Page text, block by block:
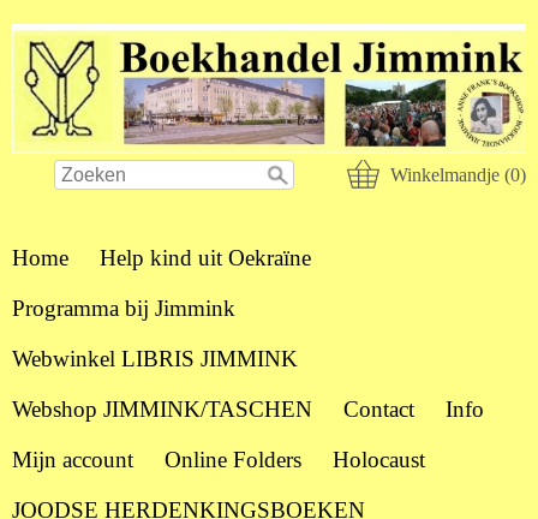
Winkelmandje (0)
Home
Help kind uit Oekraïne
Programma bij Jimmink
Webwinkel LIBRIS JIMMINK
Webshop JIMMINK/TASCHEN
Contact
Info
Mijn account
Online Folders
Holocaust
JOODSE HERDENKINGSBOEKEN